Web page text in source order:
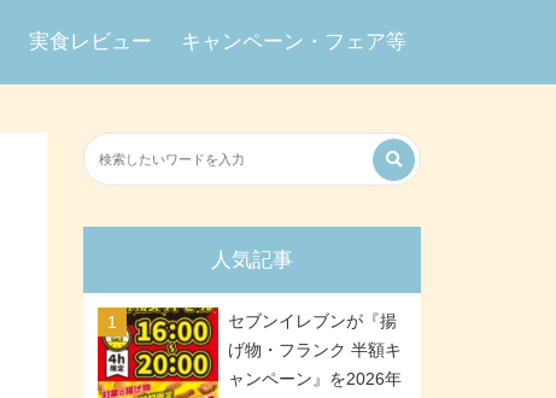
実食レビュー キャンペーン・フェア等
人気記事
セブンイレブンが『揚
げ物・フランク 半額キ
ャンペーン』を2026年